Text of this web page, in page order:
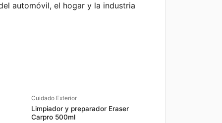
automóvil, el hogar y la industria
Cuidado Exterior
Limpiador y preparador Eraser
Carpro 500ml